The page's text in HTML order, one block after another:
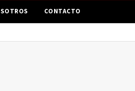
CONTACTO